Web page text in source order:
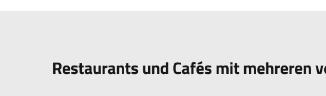
Restaurants und Cafés mit mehreren